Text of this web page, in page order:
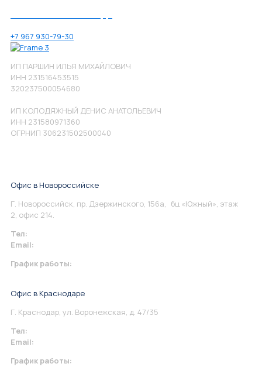
+7 967 930-79-30
ИП ПАРШИН ИЛЬЯ МИХАЙЛОВИЧ
ИНН 231516453515
320237500054680
ИП КОЛОДЯЖНЫЙ ДЕНИС АНАТОЛЬЕВИЧ
ИНН 231580971360
ОГРНИП 306231502500040
Офис в Новороссийске
Г. Новороссийск, пр. Дзержинского, 156а, бц «Южный», этаж
2, офис 214.
Тел:
Email:
График работы:
Офис в Краснодаре
Г. Краснодар, ул. Воронежская, д. 47/35
Тел:
Email:
График работы: